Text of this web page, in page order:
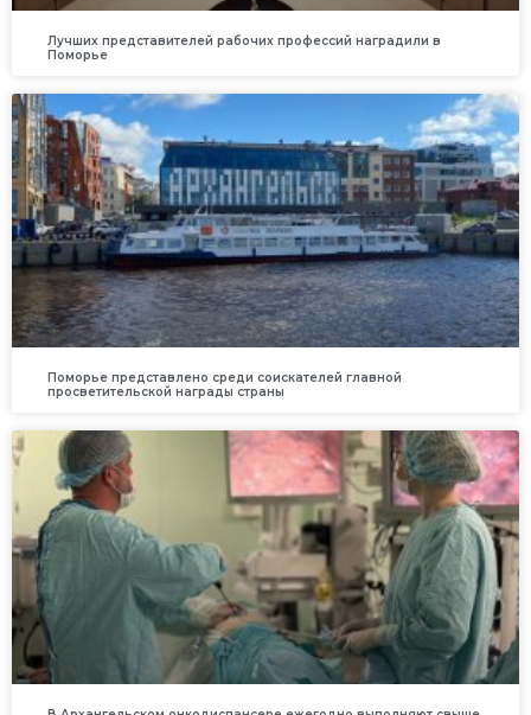
Лучших представителей рабочих профессий наградили в
Поморье
Поморье представлено среди соискателей главной
просветительской награды страны